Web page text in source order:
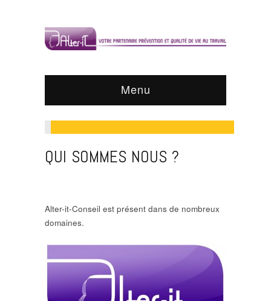
Menu
QUI SOMMES NOUS ?
Alter-it-Conseil est présent dans de nombreux
domaines.